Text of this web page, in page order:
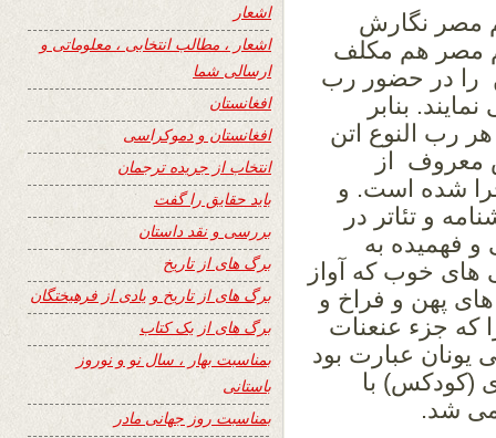
مصر نگارش
مصر هم مکلف
را در حضور رب
بنابر
رب النوع اتن
معروف از
شده است. و
و تئاتر در
فهمیده به
خوب که آواز
پهن و فراخ و
که جزء عنعنات
یونان عبارت بود
(کودکس) با
شد.
اشعار
اشعار ، مطالب انتخابی ، معلوماتی و
ارسالی شما
افغانستان
افغانستان و دموکراسی
انتخاب از جریده ترجمان
باید حقایق را گفت
بررسی و نقد داستان
برگ های از تاریخ
برگ های از تاریخ و یادی از فرهیختگان
برگ های از یک کتاب
بمناسبت بهار ، سال نو و نوروز
باستانی
بمناسبت روز جهانی مادر